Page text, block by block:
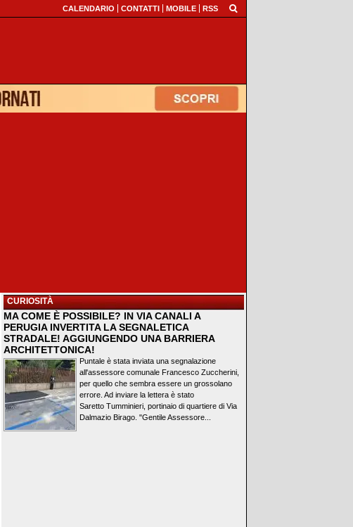
CALENDARIO CONTATTI MOBILE RSS
CURIOSITÀ
MA COME È POSSIBILE? IN VIA CANALI A
PERUGIA INVERTITA LA SEGNALETICA
STRADALE! AGGIUNGENDO UNA BARRIERA
ARCHITETTONICA!
Puntale è stata inviata una segnalazione
all'assessore comunale Francesco Zuccherini,
per quello che sembra essere un grossolano
errore. Ad inviare la lettera è stato
Saretto Tumminieri, portinaio di quartiere di Via
Dalmazio Birago. "Gentile Assessore...